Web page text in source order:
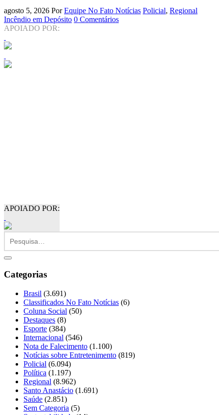
agosto 5, 2026 Por Equipe No Fato Notícias Policial, Regional
Incêndio em Depósito 0 Comentários
APOIADO POR:
APOIADO POR:
Categorias
Brasil (3.691)
Classificados No Fato Notícias (6)
Coluna Social (50)
Destaques (8)
Esporte (384)
Internacional (546)
Nota de Falecimento (1.100)
Notícias sobre Entretenimento (819)
Policial (6.094)
Política (1.197)
Regional (8.962)
Santo Anastácio (1.691)
Saúde (2.851)
Sem Categoria (5)